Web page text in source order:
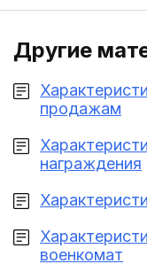
Другие
продажам
награждения
военкомат